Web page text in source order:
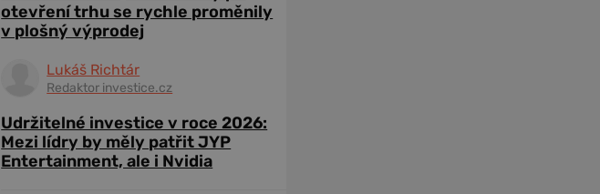
otevření trhu se rychle proměnily
v plošný výprodej
Lukáš Richtár
Redaktor investice.cz
Udržitelné investice v roce 2026:
Mezi lídry by měly patřit JYP
Entertainment, ale i Nvidia